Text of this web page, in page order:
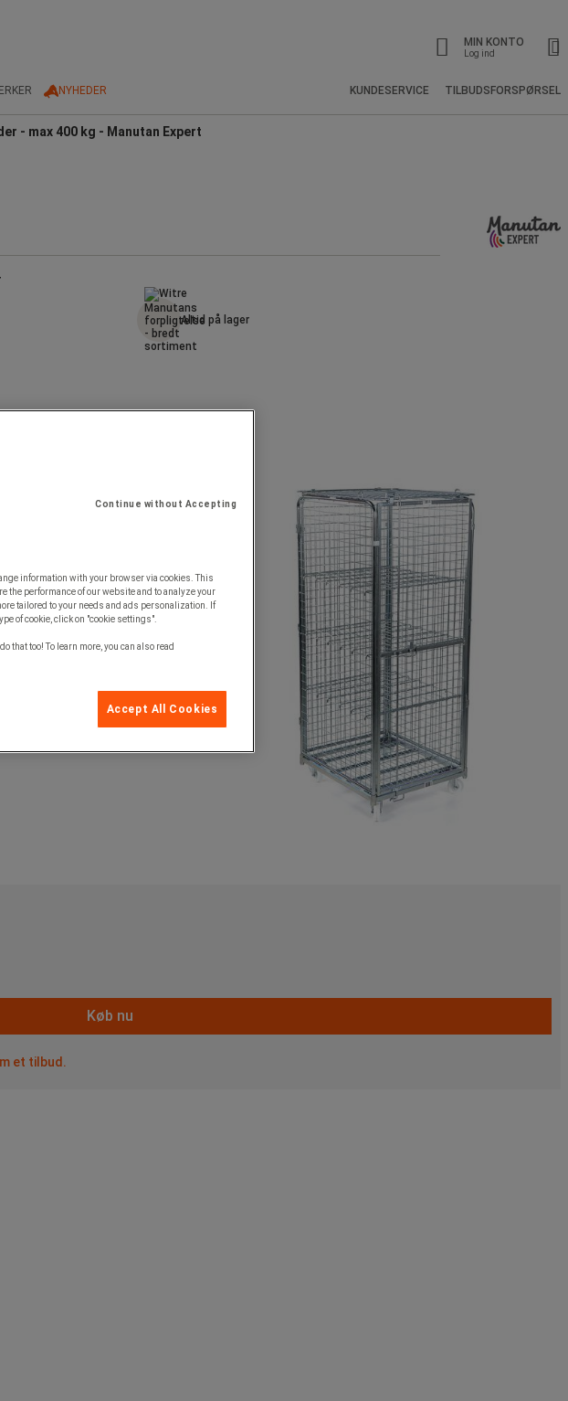
MIN KONTO
Log ind
NYHEDER KUNDESERVICE TILBUDSFORSPØRSEL
- max 400 kg - Manutan Expert
Altid på lager
Køb nu
et tilbud.
Continue without Accepting
information with your browser via cookies. This
the performance of our website and to analyze your
tailored to your needs and ads personalization. If
of cookie, click on "cookie settings".
that too! To learn more, you can also read
Accept All Cookies